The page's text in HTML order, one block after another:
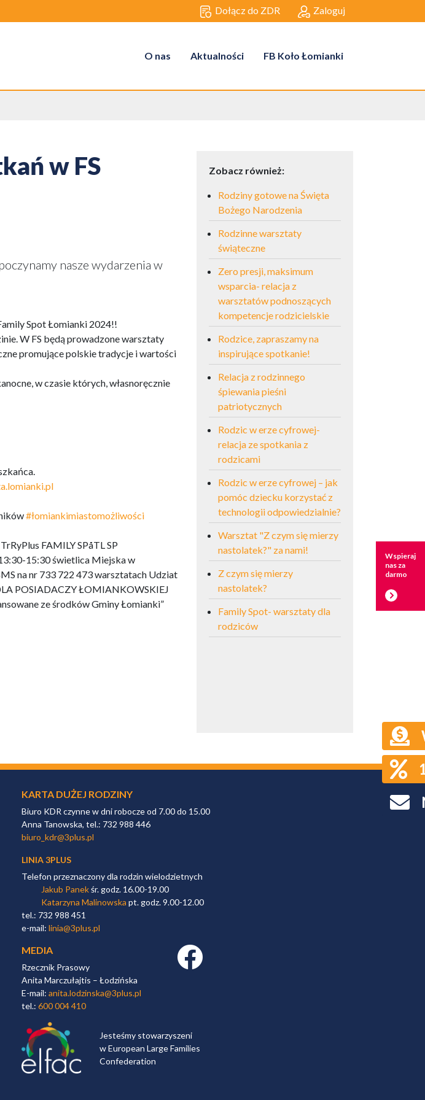
Dołącz do ZDR Zaloguj
O nas Aktualności FB Koło Łomianki
w FS
nasze wydarzenia w
Spot Łomianki 2024!!
W FS będą prowadzone warsztaty
promujące polskie tradycje i wartości
w czasie których, własnoręcznie
#łomiankimiastomożliwości
Zobacz również:
Rodziny gotowe na Święta
Bożego Narodzenia
Rodzinne warsztaty
świąteczne
Zero presji, maksimum
wsparcia- relacja z
warsztatów podnoszących
kompetencje rodzicielskie
Rodzice, zapraszamy na
inspirujące spotkanie!
Relacja z rodzinnego
śpiewania pieśni
patriotycznych
Rodzic w erze cyfrowej-
relacja ze spotkania z
rodzicami
Rodzic w erze cyfrowej – jak
pomóc dziecku korzystać z
technologii odpowiedzialnie?
Warsztat "Z czym się mierzy
nastolatek?" za nami!
Z czym się mierzy
nastolatek?
Family Spot- warsztaty dla
rodziców
KARTA DUŻEJ RODZINY
Biuro KDR czynne w dni robocze od 7.00 do 15.00
Anna Tanowska, tel.: 732 988 446
biuro_kdr@3plus.pl
LINIA 3PLUS
Telefon przeznaczony dla rodzin wielodzietnych
Jakub Panekśr. godz. 16.00-19.00
Katarzyna Malinowska pt. godz. 9.00-12.00
tel.: 732 988 451
e-mail: linia@3plus.pl
MEDIA
Rzecznik Prasowy
Anita Marczułajtis – Łodzińska
E-mail: anita.lodzinska@3plus.pl
tel.: 600 004 410
Facebook link
Jesteśmy stowarzyszeni
w European Large Families
Confederation
Wspieraj
nas za
darmo